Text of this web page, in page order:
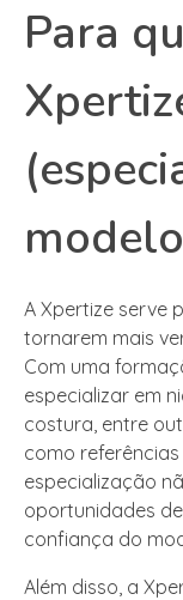
Para
A Xpertize serve
tornarem mais
Com uma
especializar em
costura, entre
como
especialização
oportunidades
confiança do
Além disso, a